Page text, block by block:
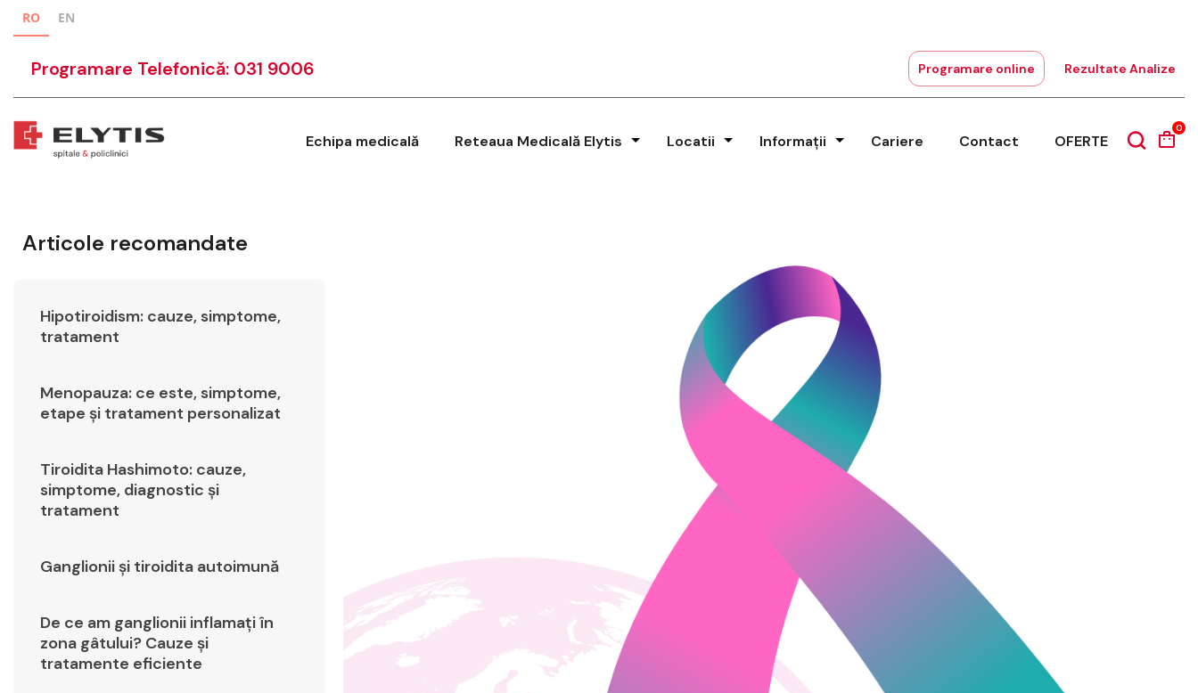
RO EN
Programare Telefonică: 031 9006 Programare online Rezultate Analize
Echipa medicală Reteaua Medicală Elytis Locatii Informații Cariere Contact OFERTE
0
Articole recomandate
Hipotiroidism: cauze, simptome,
tratament
Menopauza: ce este, simptome,
etape și tratament personalizat
Tiroidita Hashimoto: cauze,
simptome, diagnostic și
tratament
Ganglionii și tiroidita autoimună
De ce am ganglionii inflamați în
zona gâtului? Cauze și
tratamente eficiente